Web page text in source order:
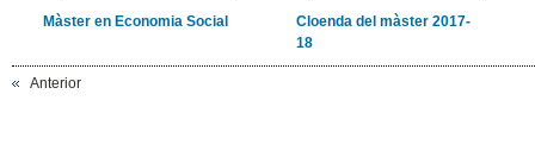
Màster en Economia Social
Cloenda del màster 2017-
18
Anterior